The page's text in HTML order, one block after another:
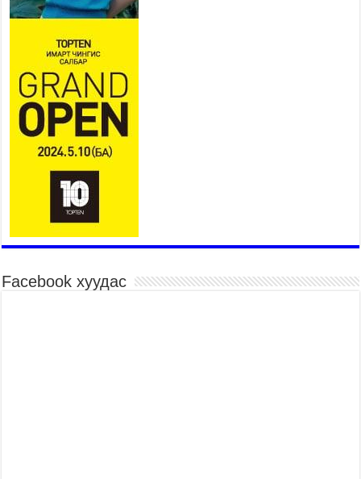
суугаа Элчин сайд Шэнь Миньжюанийг хүлээн
авч уулзав
2026 оны 7 сар 21 / 16 цаг 39 минут
БҮГД НАЙРАМДАХ ТАЖИКИСТАН УЛСТАЙ
ЭДИЙН ЗАСГИЙН ХАМТЫН АЖИЛЛАГААГ
ӨРГӨЖҮҮЛНЭ
2026 оны 7 сар 21 / 16 цаг 34 минут
26,992 суралцагч хотхоны бага сургуульд, 8100
суралцагч төрөлжсөн ахлах сургуульд
2026 оны 7 сар 21 / 13 цаг 43 минут
COP17 хурлын үеэрх замын хөдөлгөөн, нийтийн
тээврийн зохицуулалт, сургууль, цэцэрлэг, зах,
худалдааны төвийн ажиллах хуваарийг гаргаж,
иргэдэд мэдээлэхийг үүрэг болголоо
Гэр бүлийн хэрэг шүүхэд хянан шийдвэрлэх
Facebook хуудас